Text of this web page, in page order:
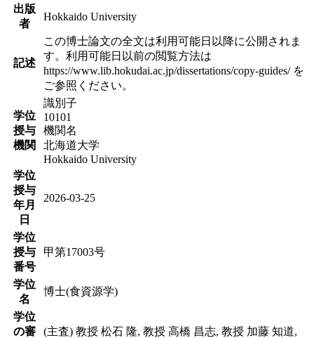
出版
者
Hokkaido University
記述
この博士論文の全文は利用可能日以降に公開されま
す。利用可能日以前の閲覧方法は
https://www.lib.hokudai.ac.jp/dissertations/copy-guides/ を
ご参照ください。
学位
授与
機関
識別子
10101
機関名
北海道大学
Hokkaido University
学位
授与
年月
日
2026-03-25
学位
授与
番号
甲第17003号
学位
名
博士(食資源学)
学位
の審
(主査) 教授 松石 隆, 教授 高橋 昌志, 教授 加藤 知道,